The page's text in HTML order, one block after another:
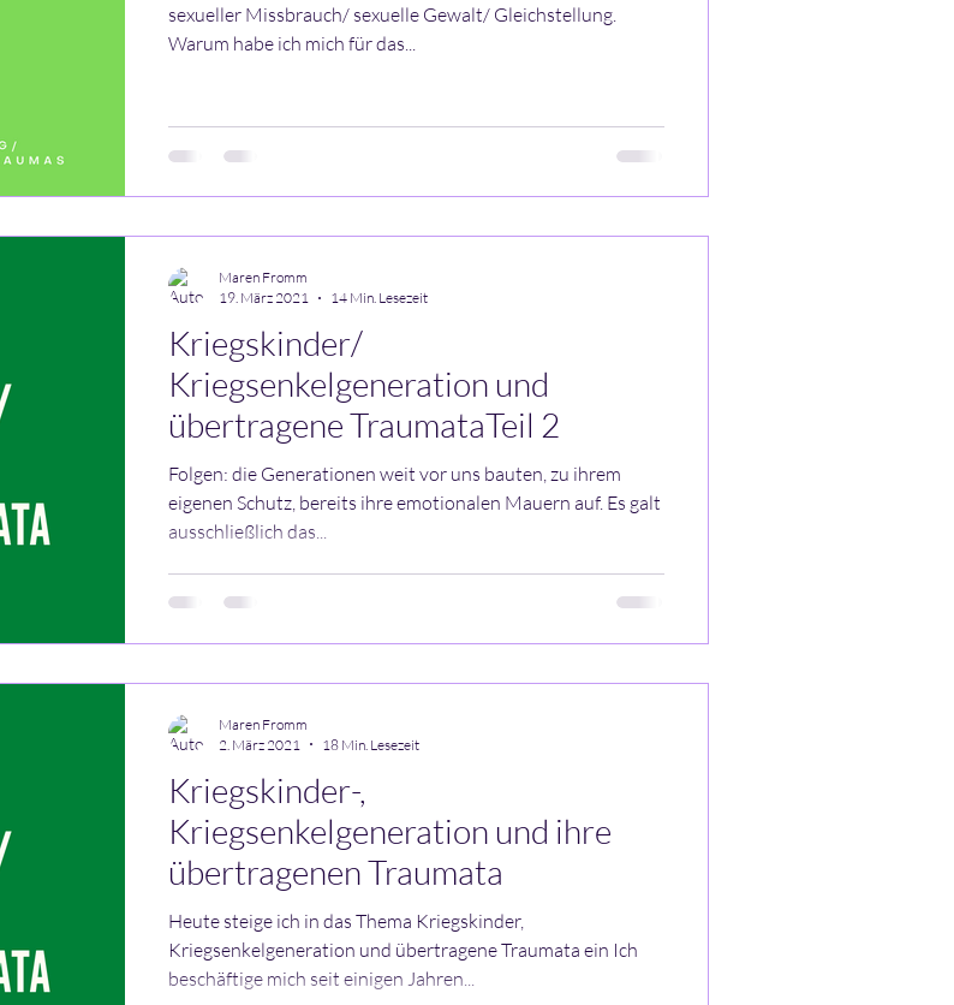
sexueller Missbrauch/ sexuelle Gewalt/ Gleichstellung.
Warum habe ich mich für das...
Kriegskinder/
Kriegsenkelgeneration und
übertragene TraumataTeil 2
Folgen: die Generationen weit vor uns bauten, zu ihrem
eigenen Schutz, bereits ihre emotionalen Mauern auf. Es galt
ausschließlich das...
Maren Fromm
19. März 2021
14 Min. Lesezeit
Kriegskinder-,
Kriegsenkelgeneration und ihre
übertragenen Traumata
Heute steige ich in das Thema Kriegskinder,
Kriegsenkelgeneration und übertragene Traumata ein Ich
beschäftige mich seit einigen Jahren...
Maren Fromm
2. März 2021
18 Min. Lesezeit